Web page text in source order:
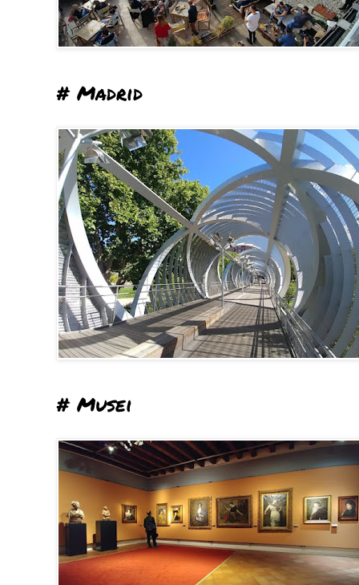
# Madrid
# Musei